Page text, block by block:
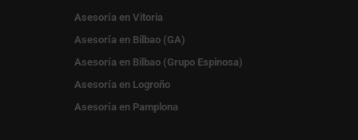
Asesoría en Vitoria
Asesoría en Bilbao (GA)
Asesoría en Bilbao (Grupo Espinosa)
Asesoría en Logroño
Asesoría en Pamplona